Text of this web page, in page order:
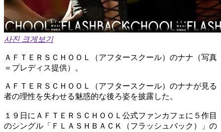
사진 크게보기
ＡＦＴＥＲＳＣＨＯＯＬ（アフタースクール）のナナ（写真
＝プレディス提供）。
ＡＦＴＥＲＳＣＨＯＯＬ（アフタースクール）のナナが見る
者の理性を失わせる魅惑的な後ろ姿を披露した。
１９日にＡＦＴＥＲＳＣＨＯＯＬ公式ファンカフェに５作目
のシングル「ＦＬＡＳＨＢＡＣＫ（フラッシュバック）」の